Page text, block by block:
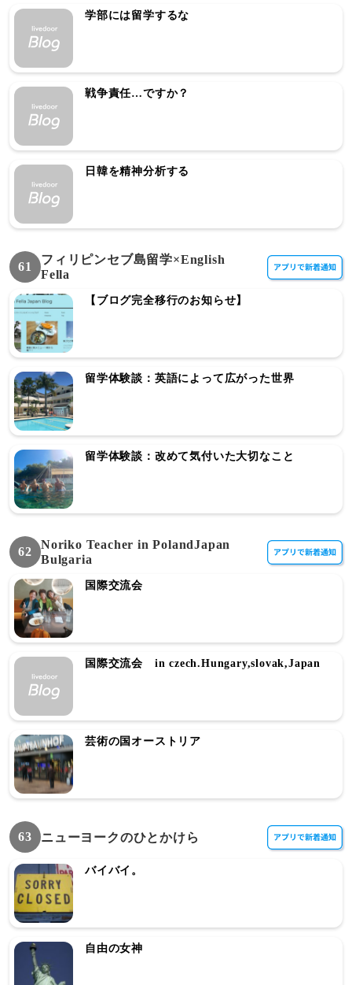
学部には留学するな
戦争責任…ですか？
日韓を精神分析する
61
フィリピンセブ島留学×English
Fella
【ブログ完全移行のお知らせ】
留学体験談：英語によって広がった世界
留学体験談：改めて気付いた大切なこと
62
Noriko Teacher in PolandJapan
Bulgaria
国際交流会
国際交流会 in czech.Hungary,slovak,Japan
芸術の国オーストリア
63 ニューヨークのひとかけら
バイバイ。
自由の女神